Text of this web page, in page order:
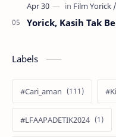
Yorick, Kasih Tak
Labels
#Cari_aman
#LFAAPADETIK2024